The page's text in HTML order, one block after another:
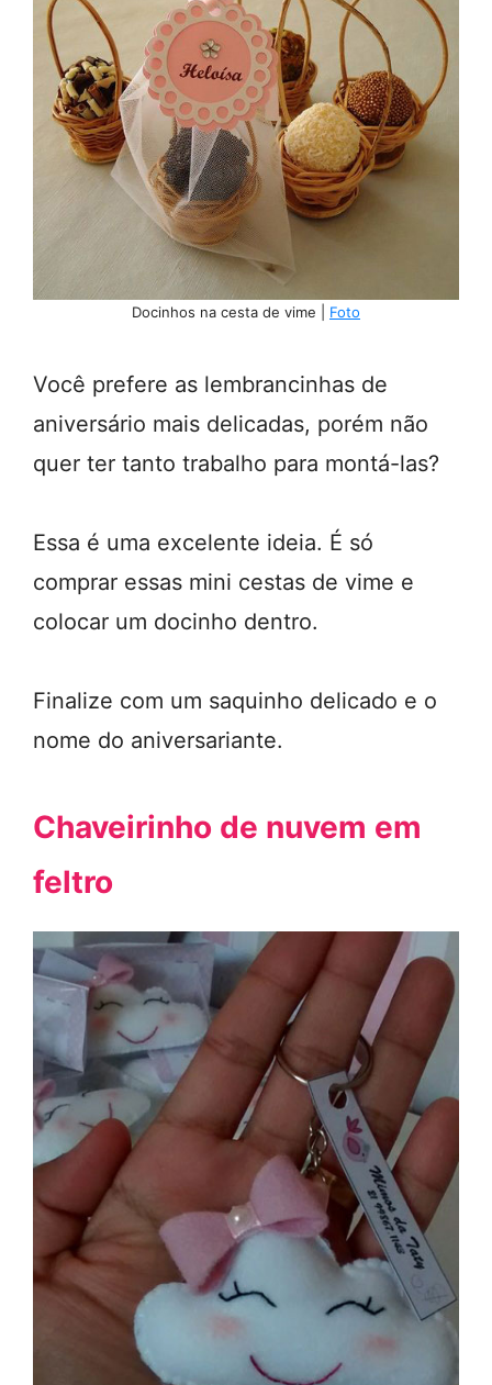
Docinhos na cesta de vime | Foto
Você prefere as lembrancinhas de
aniversário mais delicadas, porém não
quer ter tanto trabalho para montá-las?
Essa é uma excelente ideia. É só
comprar essas mini cestas de vime e
colocar um docinho dentro.
Finalize com um saquinho delicado e o
nome do aniversariante.
Chaveirinho de nuvem em
feltro